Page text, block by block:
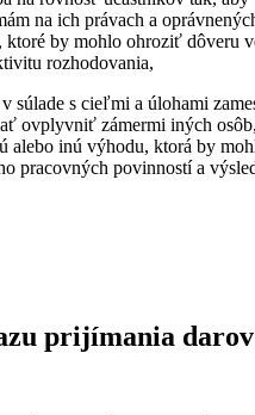
na ich právach a
ktoré by mohlo ohroziť dôveru
rozhodovania,
súlade s cieľmi a úlohami
ovplyvniť zámermi iných
alebo inú výhodu, ktorá by
pracovných povinností a
prijímania darov